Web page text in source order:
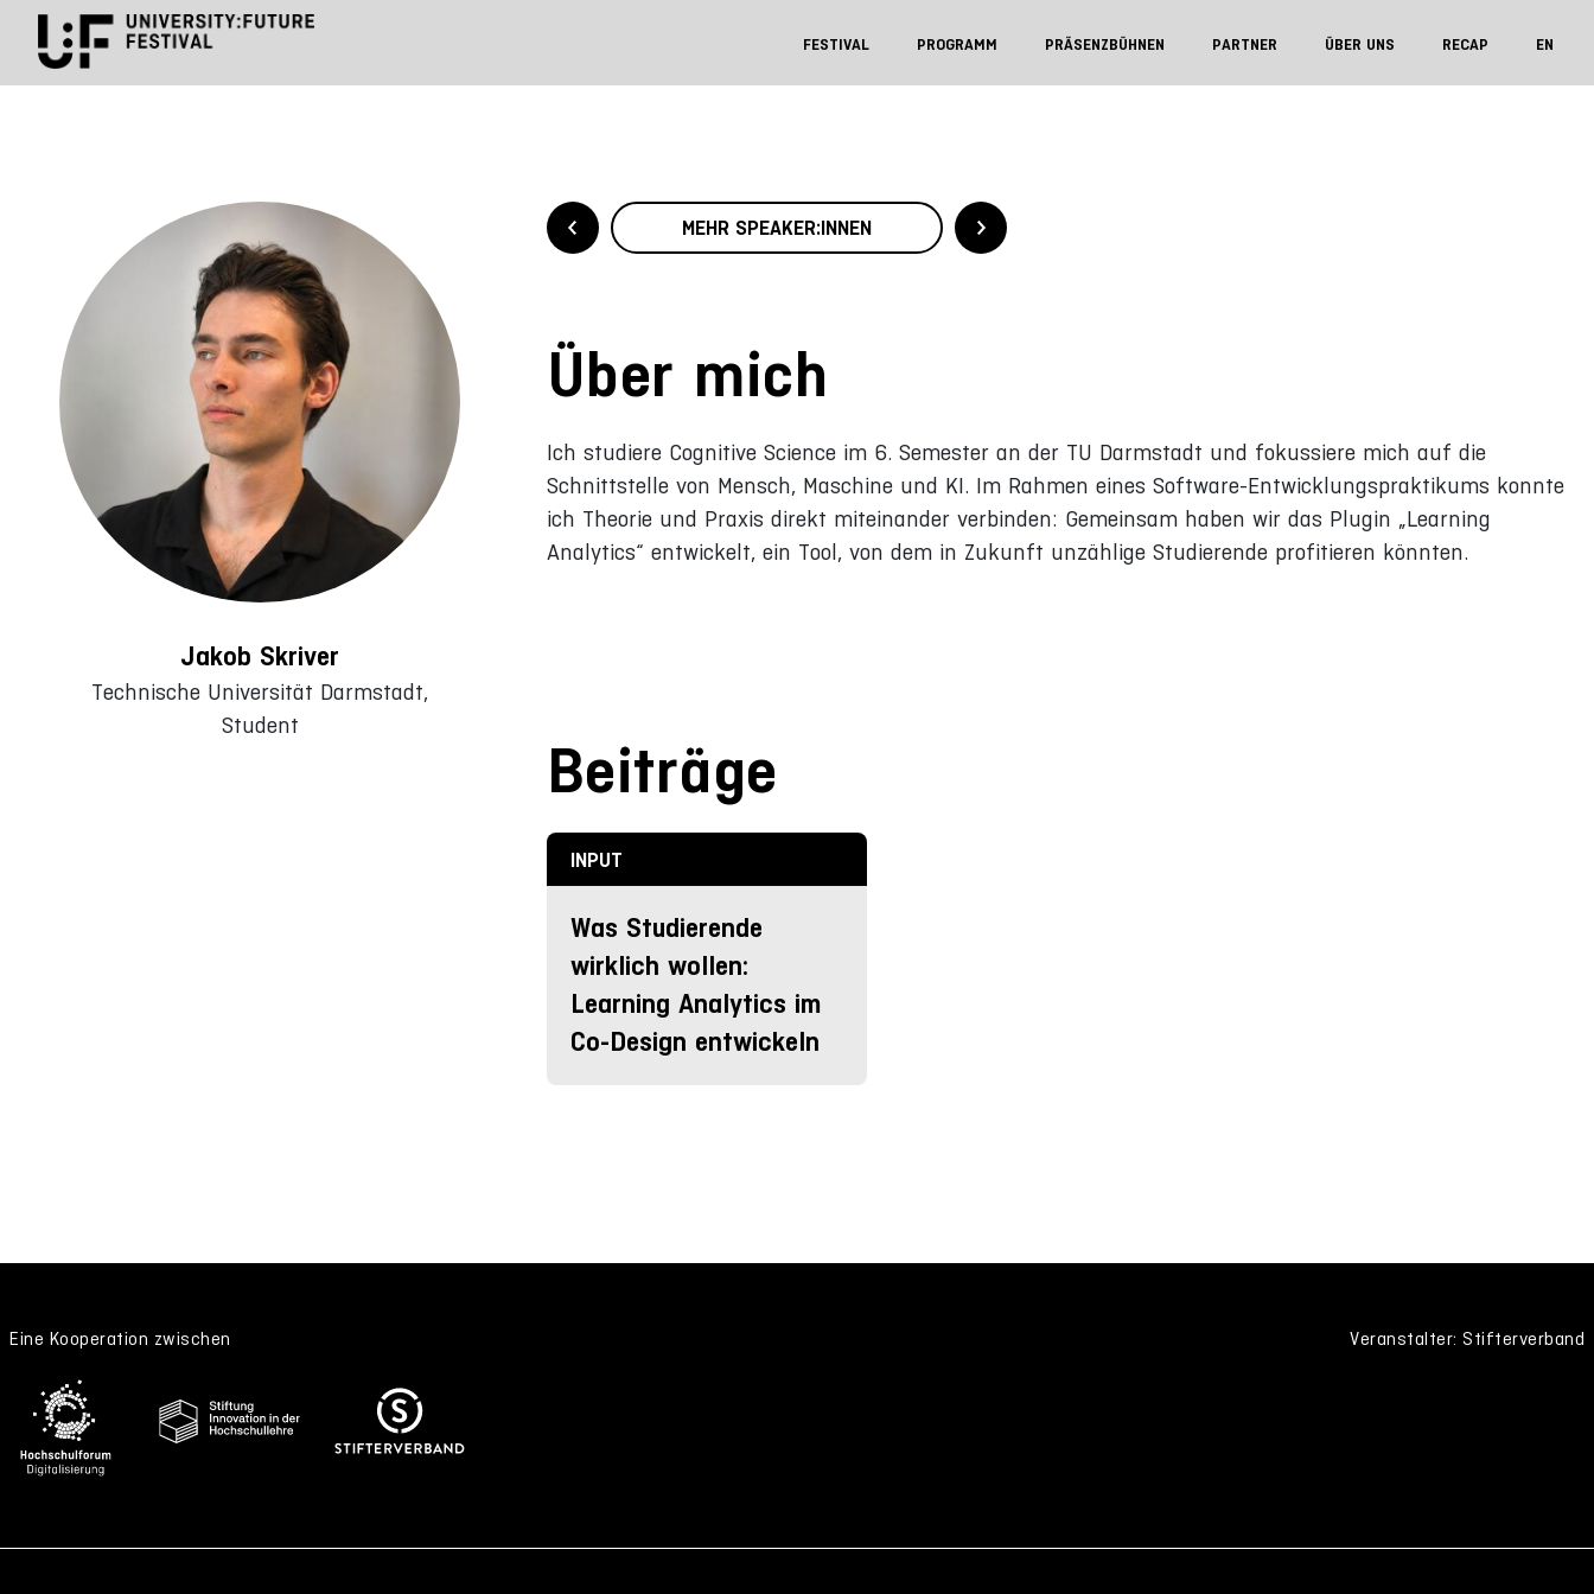
FESTIVAL PROGRAMM PRÄSENZBÜHNEN PARTNER ÜBER UNS RECAP EN
Jakob Skriver
Technische Universität Darmstadt,
Student
MEHR SPEAKER:INNEN
Über mich
Ich studiere Cognitive Science im 6. Semester an der TU Darmstadt und fokussiere mich auf die
Schnittstelle von Mensch, Maschine und KI. Im Rahmen eines Software-Entwicklungspraktikums konnte
ich Theorie und Praxis direkt miteinander verbinden: Gemeinsam haben wir das Plugin „Learning
Analytics“ entwickelt, ein Tool, von dem in Zukunft unzählige Studierende profitieren könnten.
Beiträge
INPUT
Was Studierende
wirklich wollen:
Learning Analytics im
Co-Design entwickeln
Eine Kooperation zwischen Veranstalter: Stifterverband